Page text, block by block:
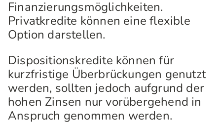
Finanzierungsmöglichkeiten.
Privatkredite können eine flexible
Option darstellen.
Dispositionskredite können für
kurzfristige Überbrückungen genutzt
werden, sollten jedoch aufgrund der
hohen Zinsen nur vorübergehend in
Anspruch genommen werden.